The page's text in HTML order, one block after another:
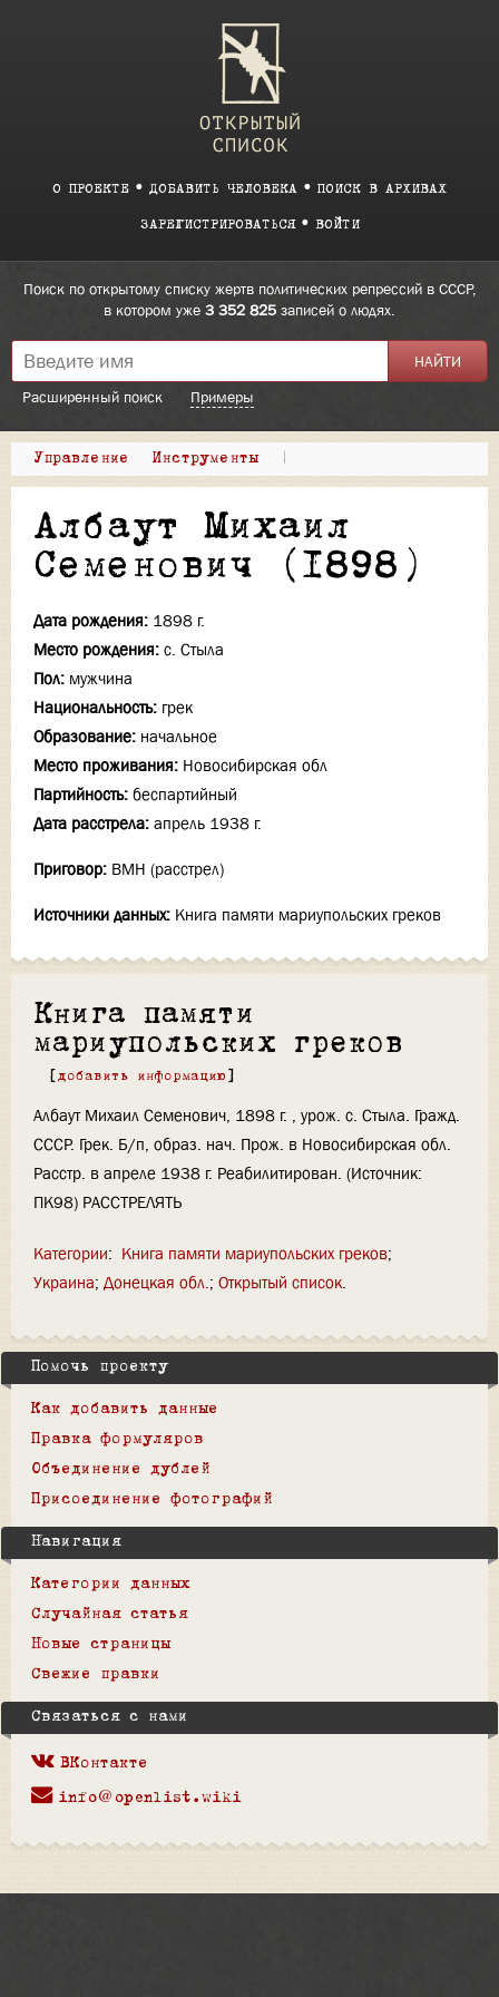
О ПРОЕКТЕ ДОБАВИТЬ ЧЕЛОВЕКА ПОИСК В АРХИВАХ
ЗАРЕГИСТРИРОВАТЬСЯ ВОЙТИ
Поиск по открытому списку жертв политических репрессий в СССР,
в котором уже 3 352 825 записей о людях.
Расширенный поиск Примеры
Управление Инструменты |
Албаут Михаил
Семенович (1898)
Дата рождения: 1898 г.
Место рождения: с. Стыла
Пол: мужчина
Национальность: грек
Образование: начальное
Место проживания: Новосибирская обл
Партийность: беспартийный
Дата расстрела: апрель 1938 г.
Приговор: ВМН (расстрел)
Источники данных: Книга памяти мариупольских греков
Книга памяти
мариупольских греков
[ добавить информацию ]
Албаут Михаил Семенович, 1898 г. , урож. с. Стыла. Гражд.
СССР. Грек. Б/п, образ. нач. Прож. в Новосибирская обл.
Расстр. в апреле 1938 г. Реабилитирован. (Источник:
ПК98) РАССТРЕЛЯТЬ
Категории: Книга памяти мариупольских греков
Украина Донецкая обл. Открытый список
Помочь проекту
Как добавить данные
Правка формуляров
Объединение дублей
Присоединение фотографий
Навигация
Категории данных
Случайная статья
Новые страницы
Свежие правки
Связаться с нами
ВКонтакте
info@openlist.wiki